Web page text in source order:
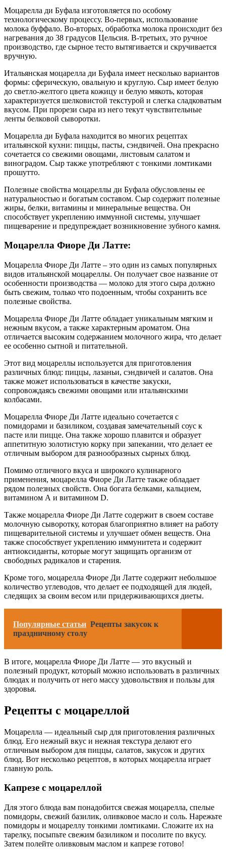
Моцарелла ди Буфала изготовляется по особому
технологическому процессу. Во-первых, использование
молока буффало. Во-вторых, обработка молока происходит без
нагревания до 38 градусов Цельсия. В-третьих, это ручное
производство, где сырное тесто вытягивается и скручивается
вручную.
Итальянская моцарелла ди Буфала имеет несколько вариантов
формы: сферическую, овальную и круглую. Сыр имеет белую
до светло-желтого цвета кожицу и белую мякоть, которая
характеризуется шелковистой текстурой и слегка сладковатым
вкусом. При прорези сыра из него текут чувствительные
ленты белковой сыворотки.
Моцарелла ди Буфала находится во многих рецептах
итальянской кухни: пиццы, пасты, сэндвичей. Она прекрасно
сочетается со свежими овощами, листовым салатом и
виноградом. Сыр также употребляют с тонкими ломтиками
прошутто.
Полезные свойства моцареллы ди Буфала обусловлены ее
натуральностью и богатым составом. Сыр содержит полезные
жиры, белки, витамины и минеральные вещества. Он
способствует укреплению иммунной системы, улучшает
пищеварение и предупреждает возникновение зубного камня.
Моцарелла Фиоре Ди Латте:
Моцарелла Фиоре Ди Латте – это один из самых популярных
видов итальянской моцареллы. Он получает свое название от
особенности производства — молоко для этого сыра должно
быть свежим, только что подоенным, чтобы сохранить все
полезные свойства.
Моцарелла Фиоре Ди Латте обладает уникальным мягким и
нежным вкусом, а также характерным ароматом. Она
отличается высоким содержанием молочного жира, что делает
ее особенно сытной и питательной.
Этот вид моцареллы используется для приготовления
различных блюд: пиццы, лазаньи, сэндвичей и салатов. Она
также может использоваться в качестве закуски,
сопровождаясь свежими овощами или итальянскими
колбасами.
Моцарелла Фиоре Ди Латте идеально сочетается с
помидорами и базиликом, создавая замечательный соус к
пасте или пицце. Она также хорошо плавится и образует
аппетитную золотистую корку при запекании, что делает ее
отличным выбором для разнообразных сырных блюд.
Помимо отличного вкуса и широкого кулинарного
применения, моцарелла Фиоре Ди Латте также обладает
рядом полезных свойств. Она богата белками, кальцием,
витамином А и витамином D.
Также моцарелла Фиоре Ди Латте содержит в своем составе
молочную сыворотку, которая благоприятно влияет на работу
пищеварительной системы и улучшает обмен веществ. Она
также способствует укреплению иммунитета и содержит
антиоксиданты, которые могут защищать организм от
свободных радикалов и старения.
Кроме того, моцарелла Фиоре Ди Латте содержит небольшое
количество углеводов, что делает ее подходящей для людей,
следящих за своим весом или придерживающихся диеты.
Популярные статьи Рецепты закусок к
праздничному столу
В итоге, моцарелла Фиоре Ди Латте — это вкусный и
полезный продукт, который можно использовать в различных
блюдах и получить от него массу удовольствия и пользы для
здоровья.
Рецепты с моцареллой
Моцарелла — идеальный сыр для приготовления различных
блюд. Его нежный вкус и нежная текстура делают его
отличным выбором для пиццы, салатов, закусок и других
блюд. Вот несколько рецептов, в которых моцарелла играет
главную роль.
Капрезе с моцареллой
Для этого блюда вам понадобится свежая моцарелла, спелые
помидоры, свежий базилик, оливковое масло и соль. Нарежьте
помидоры и моцареллу тонкими ломтиками. Сложите их на
тарелку, посыпьте свежим базиликом и посолите по вкусу.
Затем полейте оливковым маслом и капрезе готово!